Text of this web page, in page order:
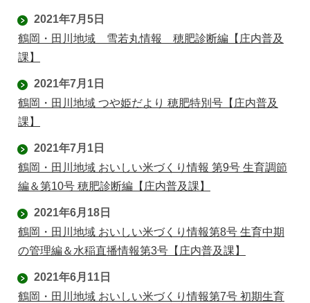
2021年7月5日
鶴岡・田川地域 雪若丸情報 穂肥診断編【庄内普及
課】
2021年7月1日
鶴岡・田川地域 つや姫だより 穂肥特別号【庄内普及
課】
2021年7月1日
鶴岡・田川地域 おいしい米づくり情報 第9号 生育調節
編＆第10号 穂肥診断編【庄内普及課】
2021年6月18日
鶴岡・田川地域 おいしい米づくり情報第8号 生育中期
の管理編＆水稲直播情報第3号【庄内普及課】
2021年6月11日
鶴岡・田川地域 おいしい米づくり情報第7号 初期生育